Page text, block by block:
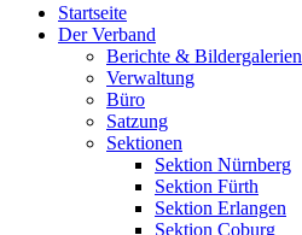
Startseite
Der Verband
Berichte & Bildergalerien
Verwaltung
Büro
Satzung
Sektionen
Sektion Nürnberg
Sektion Fürth
Sektion Erlangen
Sektion Coburg